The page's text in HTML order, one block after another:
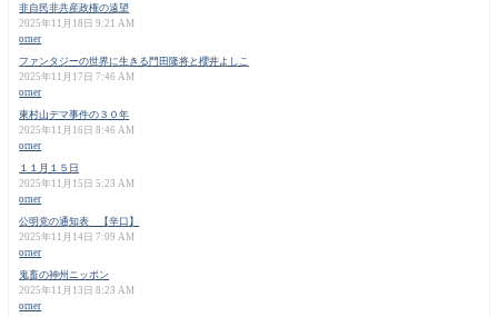
非自民非共産政権の遠望
2025年11月18日 9:21 AM
orner
ファンタジーの世界に生きる門田隆将と櫻井よしこ
2025年11月17日 7:46 AM
orner
東村山デマ事件の３０年
2025年11月16日 8:46 AM
orner
１１月１５日
2025年11月15日 5:23 AM
orner
公明党の通知表 【辛口】
2025年11月14日 7:09 AM
orner
鬼畜の神州ニッポン
2025年11月13日 8:23 AM
orner